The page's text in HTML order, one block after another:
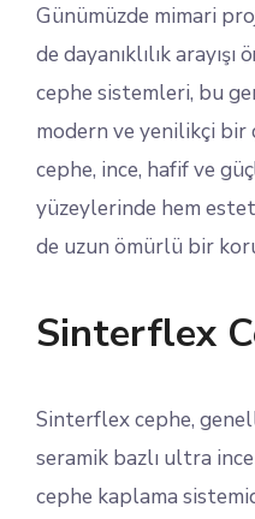
Günümüzde mimari
de dayanıklılık
cephe sistemleri, bu
modern ve yenilikçi bir
cephe, ince, hafif ve
yüzeylerinde hem
de uzun ömürlü bir
Sinterflex
Sinterflex cephe,
seramik bazlı ultra
cephe kaplama